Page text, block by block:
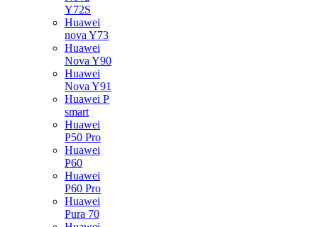
Y72S
Huawei
nova Y73
Huawei
Nova Y90
Huawei
Nova Y91
Huawei P
smart
Huawei
P50 Pro
Huawei
P60
Huawei
P60 Pro
Huawei
Pura 70